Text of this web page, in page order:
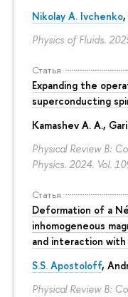
Nikolay A. Ivchenko,
Physics of Fluids.
Статья
Expanding the
superconducting
Kamashev A. A.,
Physical Review B:
Physics. 2024. Vol.
Статья
Deformation of a
inhomogeneous
and interaction with
S.S. Apostoloff,
Physical Review B: